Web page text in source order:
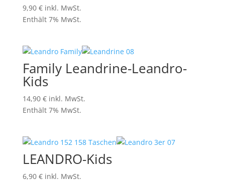
9,90 € inkl. MwSt.
Enthält 7% MwSt.
Family Leandrine-Leandro-
Kids
14,90 € inkl. MwSt.
Enthält 7% MwSt.
LEANDRO-Kids
6,90 € inkl. MwSt.